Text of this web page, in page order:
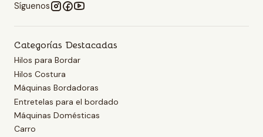
Síguenos
Categorías Destacadas
Hilos para Bordar
Hilos Costura
Máquinas Bordadoras
Entretelas para el bordado
Máquinas Domésticas
Carro